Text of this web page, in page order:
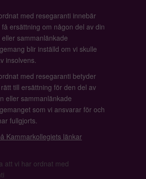
med resegaranti innebär
ersättning om någon del av din
sammanlänkade
blir inställd om vi skulle
insolvens.
med resegaranti betyder
till ersättning för den del av
eller sammanlänkade
som vi ansvarar för och
fullgjorts.
Kammarkollegiets länkar
att vi har ordnat med